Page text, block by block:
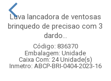
Luva lancadora de ventosas
brinquedo de precisao com 3
dardo...
Código: 836370
Embalagem: Unidade
Caixa Com: 24 Unidade(s)
Inmetro: ABCP-BRI-0404-2023-16